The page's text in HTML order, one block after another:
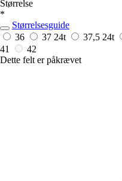
Størrelse
*
Størrelsesguide
36
37 24t 37,5 24t
41
42
Dette felt er påkrævet